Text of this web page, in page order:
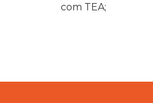
com TEA;